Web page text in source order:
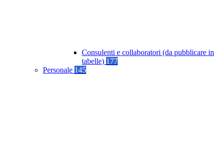
Consulenti e collaboratori (da pubblicare in
tabelle) 177
Personale 145